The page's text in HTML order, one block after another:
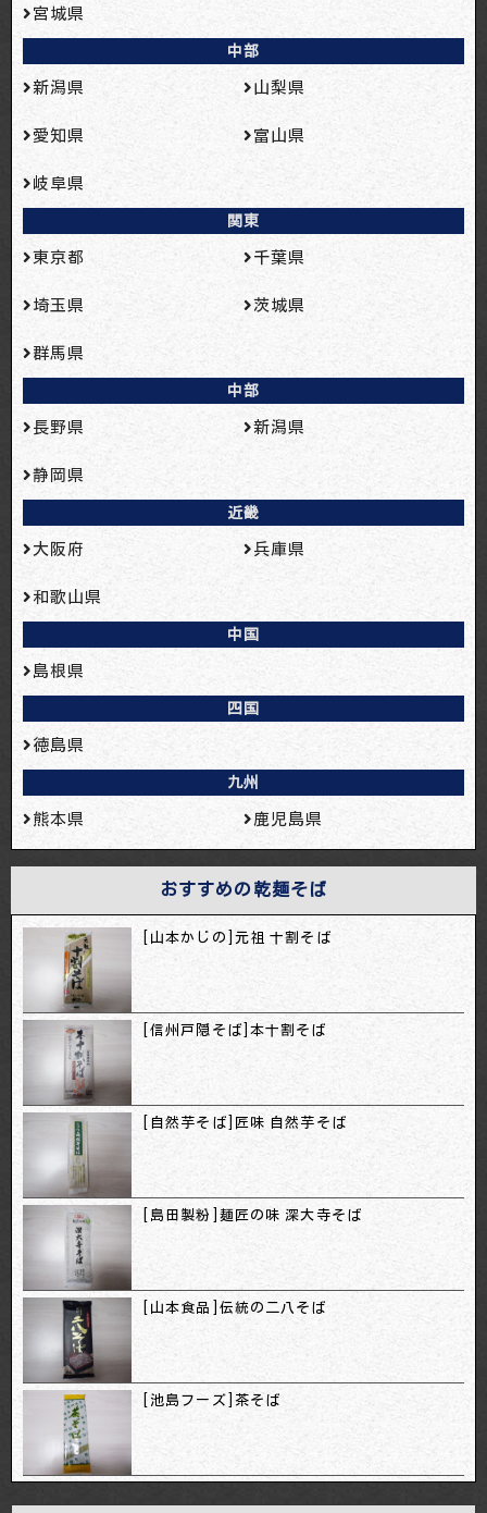
宮城県
中部
新潟県 山梨県
愛知県 富山県
岐阜県
関東
東京都 千葉県
埼玉県 茨城県
群馬県
中部
長野県 新潟県
静岡県
近畿
大阪府 兵庫県
和歌山県
中国
島根県
四国
徳島県
九州
熊本県 鹿児島県
おすすめの乾麺そば
[山本かじの]元祖 十割そば
[信州戸隠そば]本十割そば
[自然芋そば]匠味 自然芋そば
[島田製粉]麺匠の味 深大寺そば
[山本食品]伝統の二八そば
[池島フーズ]茶そば